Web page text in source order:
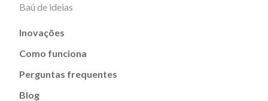
Baú de ideias
Inovações
Como funciona
Perguntas frequentes
Blog